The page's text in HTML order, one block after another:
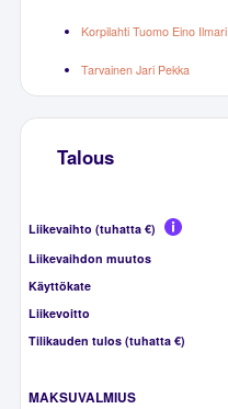
Korpilahti Tuomo Eino Ilmari
Tarvainen Jari Pekka
Talous
Liikevaihto (tuhatta €)
Liikevaihdon muutos
Käyttökate
Liikevoitto
Tilikauden tulos (tuhatta €)
MAKSUVALMIUS